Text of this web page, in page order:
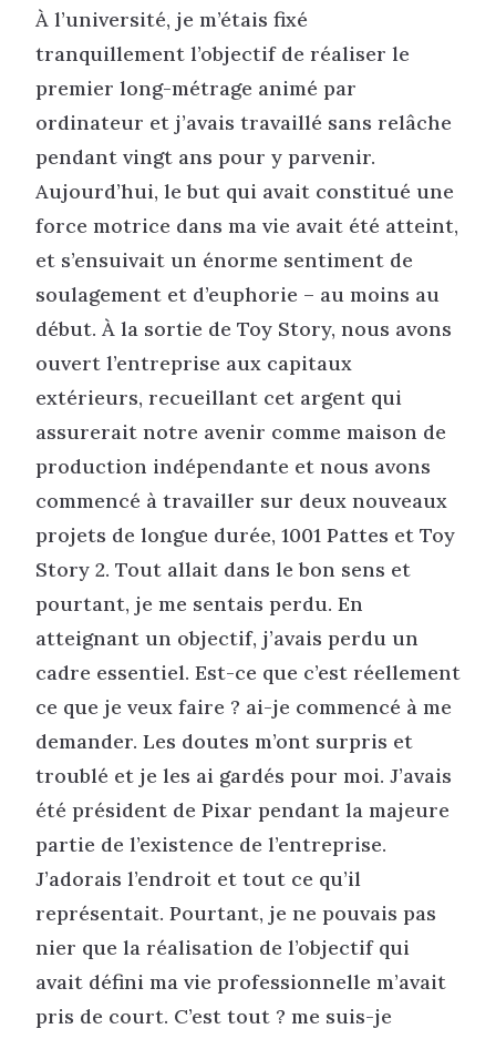
À l’université, je m’étais fixé
tranquillement l’objectif de réaliser le
premier long-métrage animé par
ordinateur et j’avais travaillé sans relâche
pendant vingt ans pour y parvenir.
Aujourd’hui, le but qui avait constitué une
force motrice dans ma vie avait été atteint,
et s’ensuivait un énorme sentiment de
soulagement et d’euphorie – au moins au
début. À la sortie de Toy Story, nous avons
ouvert l’entreprise aux capitaux
extérieurs, recueillant cet argent qui
assurerait notre avenir comme maison de
production indépendante et nous avons
commencé à travailler sur deux nouveaux
projets de longue durée, 1001 Pattes et Toy
Story 2. Tout allait dans le bon sens et
pourtant, je me sentais perdu. En
atteignant un objectif, j’avais perdu un
cadre essentiel. Est-ce que c’est réellement
ce que je veux faire ? ai-je commencé à me
demander. Les doutes m’ont surpris et
troublé et je les ai gardés pour moi. J’avais
été président de Pixar pendant la majeure
partie de l’existence de l’entreprise.
J’adorais l’endroit et tout ce qu’il
représentait. Pourtant, je ne pouvais pas
nier que la réalisation de l’objectif qui
avait défini ma vie professionnelle m’avait
pris de court. C’est tout ? me suis-je